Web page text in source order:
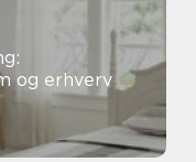
og erhverv